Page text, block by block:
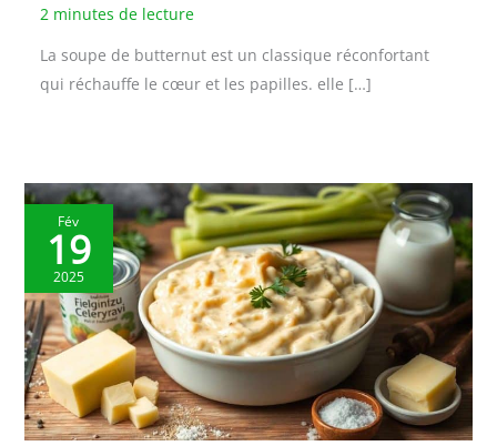
2 minutes de lecture
La soupe de butternut est un classique réconfortant
qui réchauffe le cœur et les papilles. elle […]
Fév
19
2025